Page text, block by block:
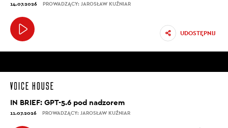
14.07.2026 PROWADZĄCY: JAROSŁAW KUŹNIAR
UDOSTĘPNIJ
IN BRIEF: GPT-5.6 pod nadzorem
11.07.2026 PROWADZĄCY: JAROSŁAW KUŹNIAR